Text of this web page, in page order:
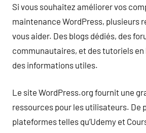
Si vous souhaitez améliorer vos
maintenance WordPress, plusieurs
vous aider. Des blogs dédiés, des
communautaires, et des tutoriels
des informations utiles.
Le site WordPress.org fournit une
ressources pour les utilisateurs. De
plateformes telles qu’Udemy et